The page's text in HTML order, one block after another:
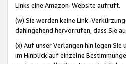
Links eine Amazon-Website aufruft.
(w) Sie werden keine Link-
dahingehend hervorrufen, dass Sie
(x) Auf unser Verlangen hin legen
im Hinblick auf einzelne